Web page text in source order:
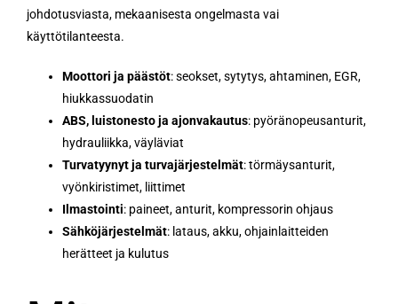
johdotusviasta, mekaanisesta ongelmasta vai
käyttötilanteesta.
Moottori ja päästöt: seokset, sytytys, ahtaminen, EGR,
hiukkassuodatin
ABS, luistonesto ja ajonvakautus: pyöränopeusanturit,
hydrauliikka, väyläviat
Turvatyynyt ja turvajärjestelmät: törmäysanturit,
vyönkiristimet, liittimet
Ilmastointi: paineet, anturit, kompressorin ohjaus
Sähköjärjestelmät: lataus, akku, ohjainlaitteiden
herätteet ja kulutus